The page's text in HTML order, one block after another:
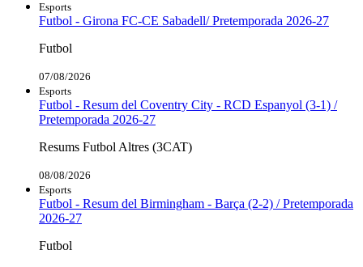
Esports
Futbol - Girona FC-CE Sabadell/ Pretemporada 2026-27
Futbol
07/08/2026
Esports
Futbol - Resum del Coventry City - RCD Espanyol (3-1) /
Pretemporada 2026-27
Resums Futbol Altres (3CAT)
08/08/2026
Esports
Futbol - Resum del Birmingham - Barça (2-2) / Pretemporada
2026-27
Futbol